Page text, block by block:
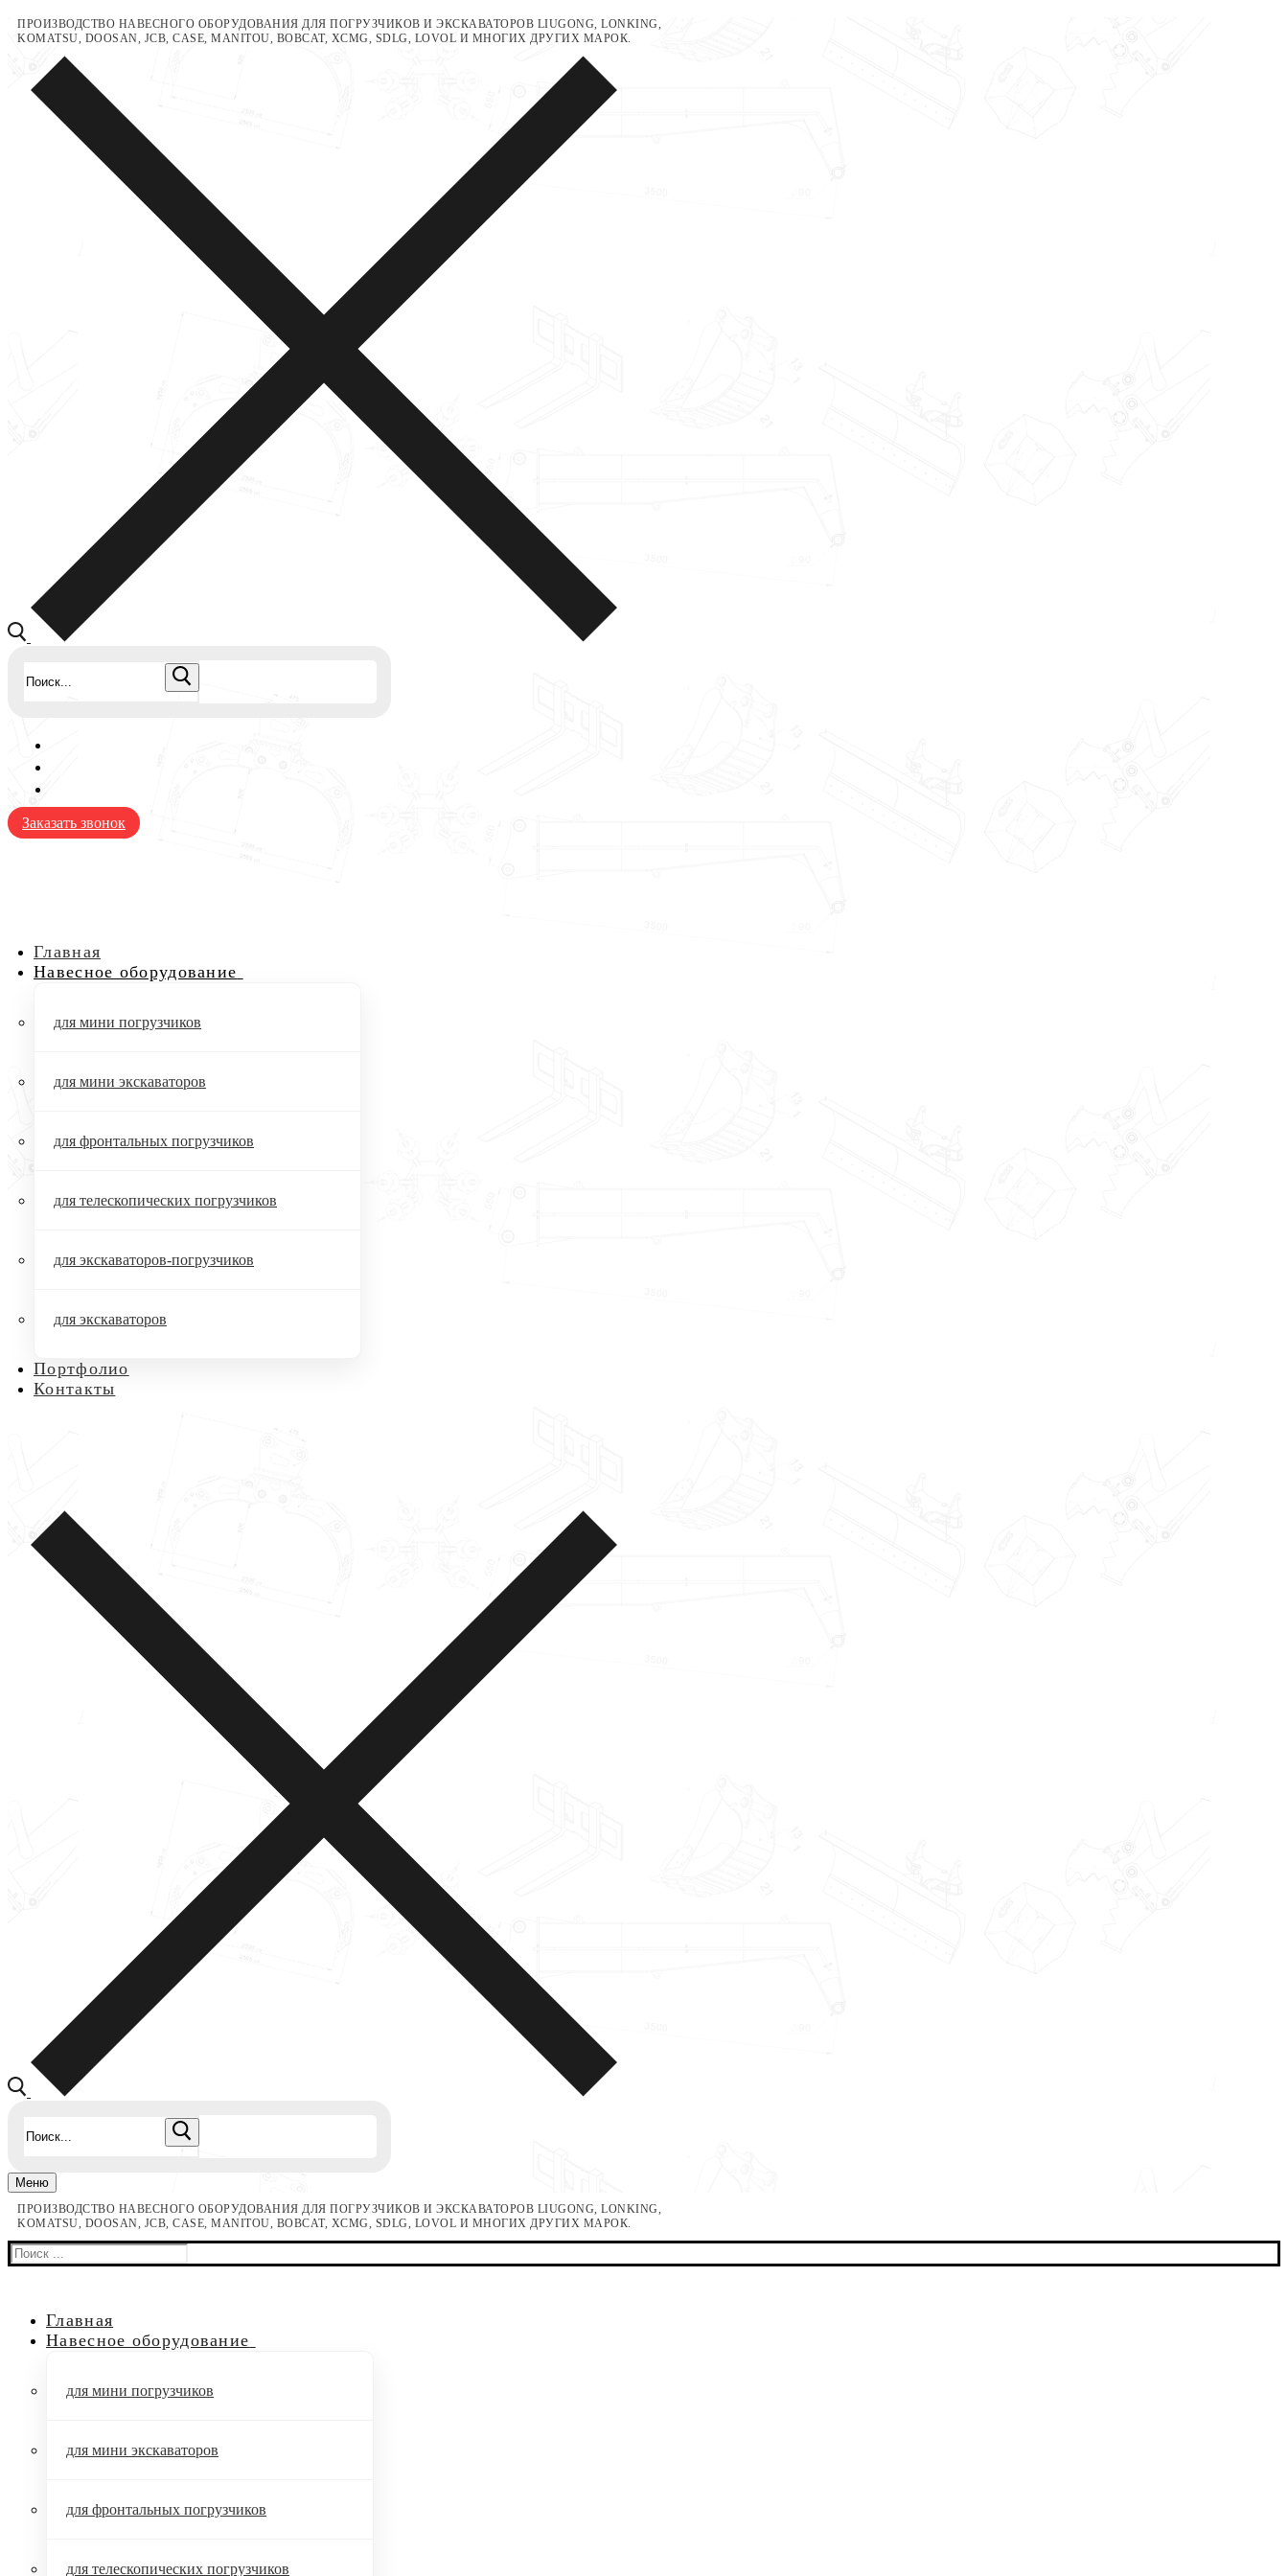
Перейти
содержимому
Меню
Закрыть
ПРОИЗВОДСТВО НАВЕСНОГО ОБОРУДОВАНИЯ ДЛЯ ПОГРУЗЧИКОВ И ЭКСКАВАТОРОВ LIUGONG, LONKING,
KOMATSU, DOOSAN, JCB, CASE, MANITOU, BOBCAT, XCMG, SDLG, LOVOL И МНОГИХ ДРУГИХ МАРОК.
Заказать звонок
Главная
Навесное оборудование
для мини погрузчиков
для мини экскаваторов
для фронтальных погрузчиков
для телескопических погрузчиков
для экскаваторов-погрузчиков
для экскаваторов
Портфолио
Контакты
Меню
ПРОИЗВОДСТВО НАВЕСНОГО ОБОРУДОВАНИЯ ДЛЯ ПОГРУЗЧИКОВ И ЭКСКАВАТОРОВ LIUGONG, LONKING,
KOMATSU, DOOSAN, JCB, CASE, MANITOU, BOBCAT, XCMG, SDLG, LOVOL И МНОГИХ ДРУГИХ МАРОК.
Найти:
Главная
Навесное оборудование
для мини погрузчиков
для мини экскаваторов
для фронтальных погрузчиков
для телескопических погрузчиков